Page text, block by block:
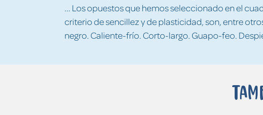
... Los opuestos que hemos seleccionado en el
criterio de sencillez y de plasticidad, son, entre
negro. Caliente-frío. Corto-largo. Guapo-feo.